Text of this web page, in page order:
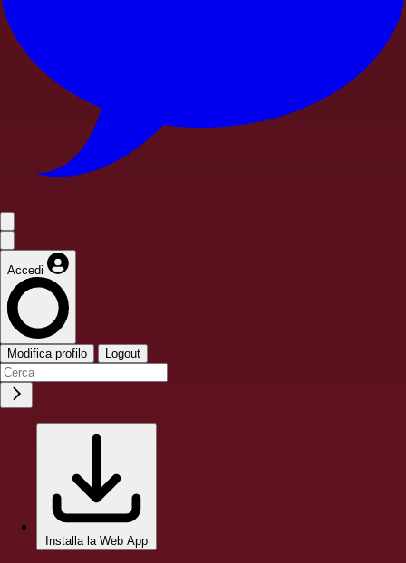
Accedi
Modifica profilo Logout
Installa la Web App